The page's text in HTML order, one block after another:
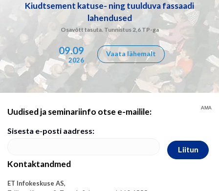
Kiudtsement katuse- ning tuulduva fassaadi
lahendused
Osavõtt tasuta. Tunnistus 2,6 TP-ga
09.09
2026
Vaata lähemalt
Uudised ja seminariinfo otse e-mailile:
Sisesta e-posti aadress:
Liitun
Kontaktandmed
ET Infokeskuse AS,
AMA